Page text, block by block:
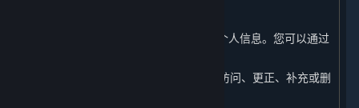
您有权随时访问、更正或补充您的部分个人信息。您可以通过
1. 您可以通过平台客户端在您的账户中访问、更正、补充或删